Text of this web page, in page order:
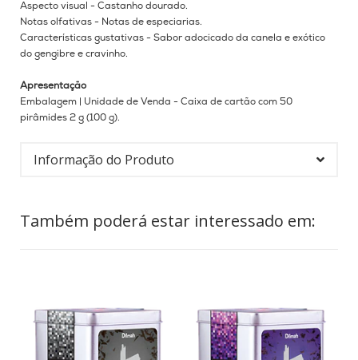
Aspecto visual - Castanho dourado.
Notas olfativas - Notas de especiarias.
Características gustativas - Sabor adocicado da canela e exótico
do gengibre e cravinho.
Apresentação
Embalagem | Unidade de Venda - Caixa de cartão com 50
pirâmides 2 g (100 g).
Informação do Produto
Também poderá estar interessado em: